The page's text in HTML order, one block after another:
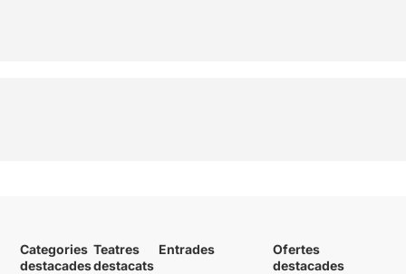
Categories
destacades
Teatres
destacats
Entrades
Ofertes
destacades